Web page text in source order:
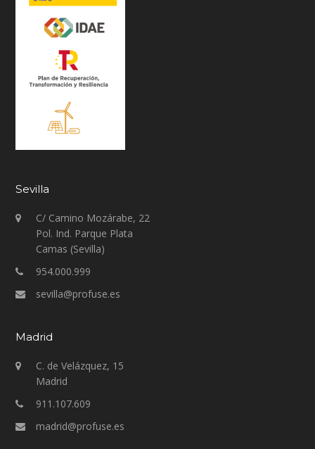
Sevilla
C/ Camino Mozárabe, 22
Pol. Ind. Parque Plata
Camas (Sevilla)
954.000.999
sevilla@profuse.es
Madrid
C. de Velázquez, 15
Madrid
911.107.609
madrid@profuse.es